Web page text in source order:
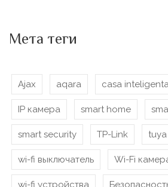
Мета теги
Ajax aqara casa
IP камера smart home
smart security TP-Link
wi-fi выключатель Wi-Fi
wi-fi устройства